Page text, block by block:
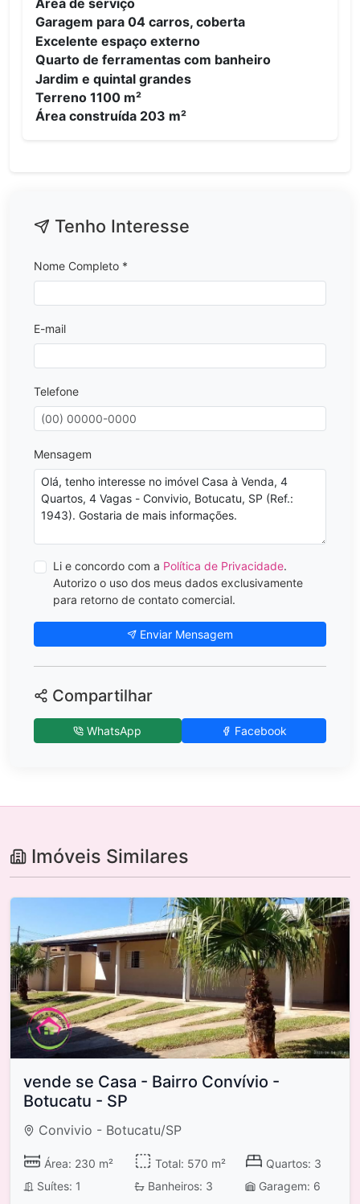
Garagem para 04 carros, coberta
Excelente espaço externo
Quarto de ferramentas com banheiro
Jardim e quintal grandes
Terreno 1100 m²
Área construída 203 m²
Tenho Interesse
Nome Completo *
E-mail
Telefone
Mensagem
Li e concordo com a Política de Privacidade.
Autorizo o uso dos meus dados exclusivamente
para retorno de contato comercial.
Enviar Mensagem
Compartilhar
WhatsApp Facebook
Imóveis Similares
vende se Casa - Bairro Convívio -
Botucatu - SP
Convivio - Botucatu/SP
Área: 230 m² Total: 570 m²
Quartos: 3
Suítes: 1
Banheiros: 3 Garagem: 6